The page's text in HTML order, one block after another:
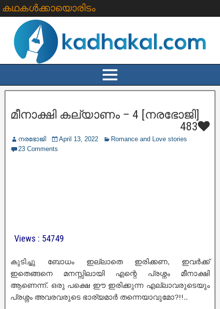
കഥകൾക്കായൊരിടം
മീനാക്ഷി കല്യാണം – 4 [നരഭോജി]
483
നരഭോജി April 13, 2022
Romance and Love stories
23 Comments
Views : 54749
കുടിച്ചു ബോധം ഇല്ലാതെ ഇരിക്കണ, ഇവർക്ക്
ഇതെങ്ങനെ മനസ്സിലായി എന്റെ പ്രശ്നം മീനാക്ഷി
ആണെന്ന്. ഒരു പക്ഷെ ഈ ഇരിക്കുന്ന എല്ലാവരുടെയും
പ്രശ്നം അവരവരുടെ ഭാര്യമാർ തന്നെയാവുമോ?!!..